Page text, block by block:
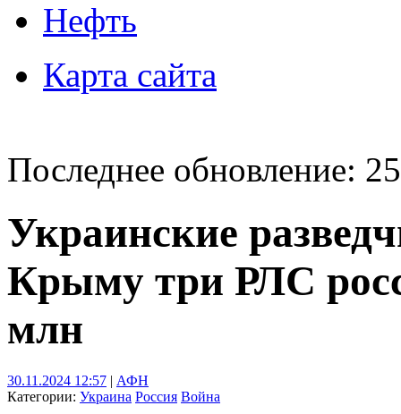
Нефть
Карта сайта
Последнее обновление:
Украинские
Крыму три РЛС
млн
30.11.2024 12:57 | АФН
Категории: Украина Россия Война